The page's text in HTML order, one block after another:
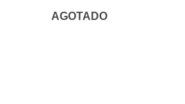
AGOTADO